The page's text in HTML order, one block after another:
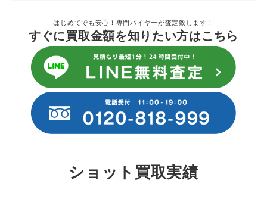
はじめてでも安心！専門バイヤーが査定致します！
すぐに買取金額を知りたい方はこちら
ショット買取実績